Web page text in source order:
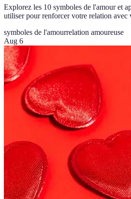
Explorez les 10 symboles de l'amour et
utiliser pour renforcer votre relation avec
symboles de l'amourrelation amoureuse
Aug 6